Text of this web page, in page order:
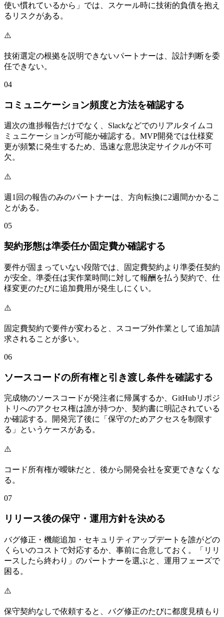
使い慣れているから」では、スケール時に技術的負債を抱え
るリスクがある。
⚠️
技術選定の根拠を説明できないパートナーは、設計判断を委
任できない。
04
コミュニケーション頻度と方法を確認する
週次の進捗報告だけでなく、Slackなどでのリアルタイムコ
ミュニケーションが可能か確認する。MVP開発では仕様変
更が頻繁に発生するため、迅速な意思決定サイクルが不可
欠。
⚠️
週1回の報告のみのパートナーは、方向転換に2週間かかるこ
とがある。
05
契約形態は準委任か固定費か確認する
要件が固まっていない段階では、固定費契約より準委任契約
が安全。準委任は実作業時間に対して報酬を払う契約で、仕
様変更のたびに追加費用が発生しにくい。
⚠️
固定費契約で要件が変わると、スコープ外作業として追加請
求されることが多い。
06
ソースコードの所有権と引き渡し条件を確認する
完成物のソースコードが発注者に帰属するか、GitHubリポジ
トリへのアクセス権は誰が持つか、契約書に明記されている
か確認する。開発完了後に「保守のためアクセスを制限す
る」というケースがある。
⚠️
コード所有権が曖昧だと、後から開発会社を変更できなくな
る。
07
リリース後の保守・運用方針を決める
バグ修正・機能追加・セキュリティアップデートを誰がどの
くらいのコストで対応するか、事前に合意しておく。「リリ
ースしたら終わり」のパートナーを選ぶと、運用フェーズで
困る。
⚠️
保守契約なしで依頼すると、バグ修正のたびに都度見積もり